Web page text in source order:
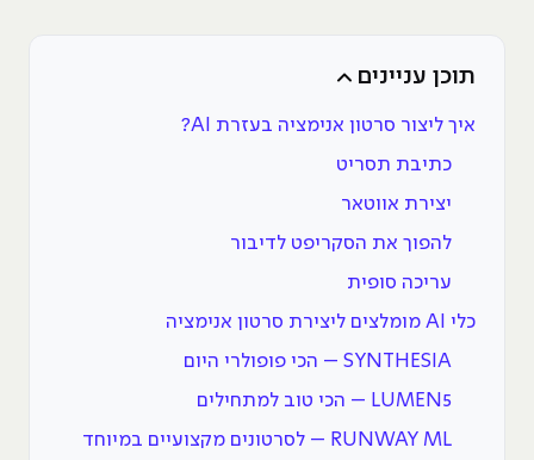
תוכן עניינים
איך ליצור סרטון אנימציה בעזרת AI?
כתיבת תסריט
יצירת אווטאר
להפוך את הסקריפט לדיבור
עריכה סופית
כלי AI מומלצים ליצירת סרטון אנימציה
SYNTHESIA – הכי פופולרי היום
LUMEN5 – הכי טוב למתחילים
RUNWAY ML – לסרטונים מקצועיים במיוחד